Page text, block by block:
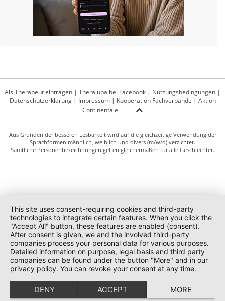
Als Therapeut eintragen | Theralupa bei Facebook | Nutzungsbedingungen |
Datenschutzerklärung| Impressum| Kooperation Fachverbände | Aktion
Continentale
Aus Gründen der besseren Lesbarkeit wird auf die gleichzeitige Verwendung der
Sprachformen männlich, weiblich und divers (m/w/d) verzichtet.
Sämtliche Personenbezeichnungen gelten gleichermaßen für alle Geschlechter.
This site uses consent-requiring cookies and third-party
technologies to integrate certain features. When you click the
"Accept All" button, these features are enabled (consent).
After consent is given, we and the involved third-party
companies process your personal data for various purposes.
Detailed information on purpose, legal basis and third party
companies can be found under the button "More" and in our
privacy policy. You can revoke your consent at any time.
DENY ACCEPT MORE